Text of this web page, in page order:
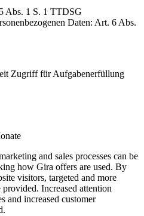
Abs. 1 S. 1 TTDSG
Daten: Art. 6 Abs.
Zugriff für Aufgabenerfüllung
and sales processes can be
how Gira offers are used. By
visitors, targeted and more
Increased attention
and increased customer